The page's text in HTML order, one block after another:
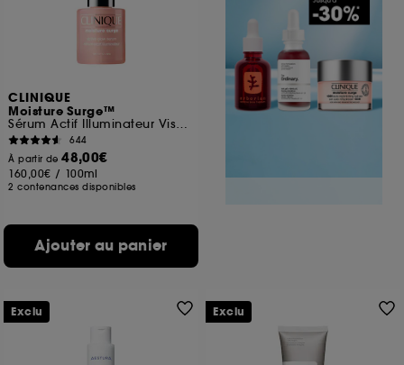
CLINIQUE
Moisture Surge™
Sérum Actif Illuminateur Visage
644
À partir de48,00€
160,00€ / 100ml
2 contenances disponibles
Ajouter au panier
Exclu Exclu